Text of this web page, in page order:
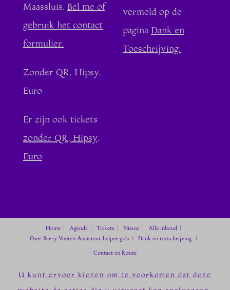
Maassluis. Bel me of
gebruik het contact
formulier.
Zonder QR, Hipsy,
Euro
Er zijn ook tickets
zonder QR, Hipsy,
Euro
vermeld op de
pagina Dank en
Toeschrijving.
Home Agenda Tickets Nieuw
Alle inhoud
Over Barry Voeten Assistent-helper gids Dank en toeschrijving
Contact en Route
U kunt ervoor kiezen om te voorkomen dat deze